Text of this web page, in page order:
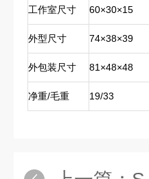
工作室尺寸 60×30×15
外型尺寸 74×38×39
外包装尺寸 81×48×48
净重/毛重 19/33